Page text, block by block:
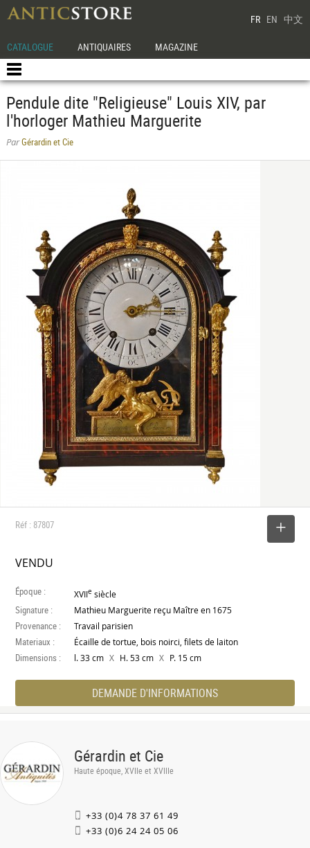
FR EN 中文
CATALOGUE ANTIQUAIRES MAGAZINE
Pendule dite "Religieuse" Louis XIV, par
l'horloger Mathieu Marguerite
ParGérardin et Cie
Réf : 87807
VENDU
Époque : XVIIe siècle
Signature : Mathieu Marguerite reçu Maître en 1675
Provenance : Travail parisien
Materiaux : Écaille de tortue, bois noirci, filets de laiton
Dimensions : l. 33 cm X H. 53 cm X P. 15 cm
DEMANDE D'INFORMATIONS
Gérardin et Cie
Haute époque, XVIIe et XVIIIe
+33 (0)4 78 37 61 49
+33 (0)6 24 24 05 06